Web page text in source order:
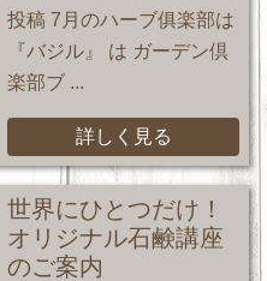
投稿 7月のハーブ俱楽部は
『バジル』 は ガーデン倶
楽部ブ ...
詳しく見る
世界にひとつだけ！
オリジナル石鹸講座
のご案内